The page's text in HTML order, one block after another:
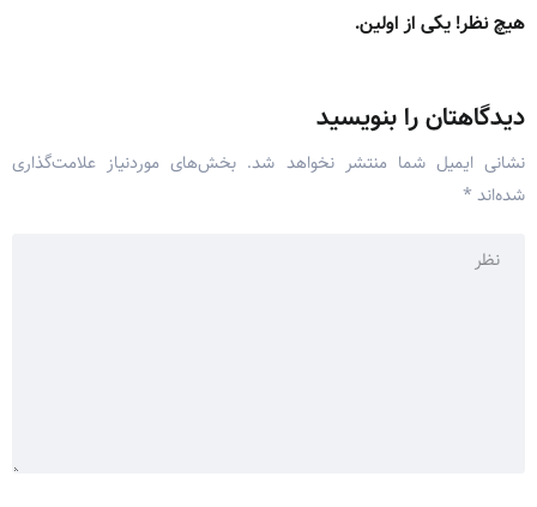
هیچ نظر! یکی از اولین.
دیدگاهتان را بنویسید
نشانی ایمیل شما منتشر نخواهد شد. بخش‌های موردنیاز علامت‌گذاری
شده‌اند *